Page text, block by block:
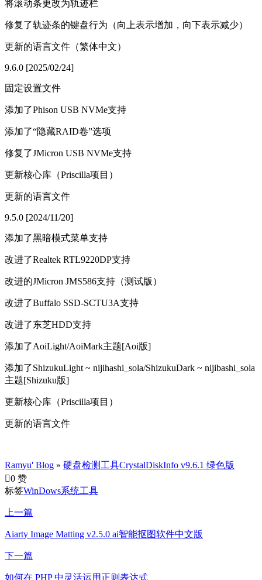
将滚动条更改为轨迹栏
修复了轨迹条的键盘行为（向上表示增加，向下表示减少）
更新的语言文件（繁体中文）
9.6.0 [2025/02/24]
固定设置文件
添加了Phison USB NVMe支持
添加了“隐藏RAID卷”选项
修复了JMicron USB NVMe支持
更新核心库（Priscilla项目）
更新的语言文件
9.5.0 [2024/11/20]
添加了黑暗模式菜单支持
改进了Realtek RTL9220DP支持
改进的JMicron JMS586支持（测试版）
改进了Buffalo SSD-SCTU3A支持
改进了东芝HDD支持
添加了AoiLight/AoiMark主题[Aoi版]
添加了ShizukuLight ~ nijihashi_sola/ShizukuDark ~ nijibashi_sola
主题[Shizuku版]
更新核心库（Priscilla项目）
更新的语言文件
Ramyu' Blog » 硬盘检测工具CrystalDiskInfo v9.6.1 绿色版
0 赞
标签WinDows系统工具
上一篇
Aiarty Image Matting v2.5.0 ai智能抠图软件中文版
下一篇
如何在 PHP 中灵活运用正则表达式